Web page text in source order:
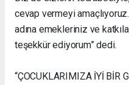
cevap vermeyi
adına emekleriniz ve
teşekkür ediyorum” dedi.
“ÇOCUKLARIMIZA İYİ BİR